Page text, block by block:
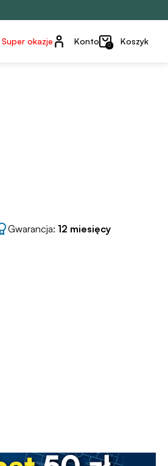
Super okazje Konto
Konto 0 Koszyk
Gwarancja: 12 miesięcy